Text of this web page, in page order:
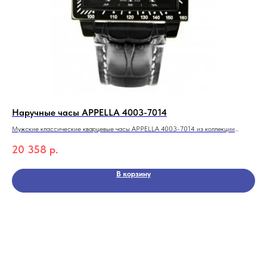
Наручные часы APPELLA 4003-7014
Мужские классические кварцевые часы APPELLA 4003-7014 из коллекции
20 358 р.
В корзину